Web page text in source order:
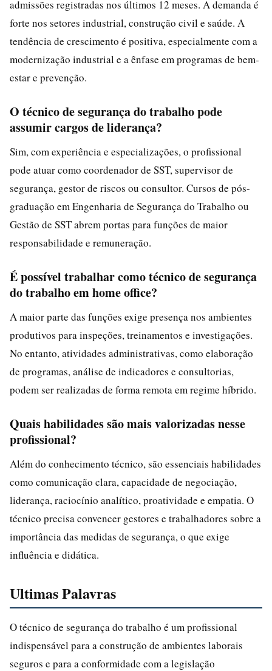
admissões registradas nos últimos 12 meses. A demanda é
forte nos setores industrial, construção civil e saúde. A
tendência de crescimento é positiva, especialmente com a
modernização industrial e a ênfase em programas de bem-
estar e prevenção.
O técnico de segurança do trabalho pode
assumir cargos de liderança?
Sim, com experiência e especializações, o profissional
pode atuar como coordenador de SST, supervisor de
segurança, gestor de riscos ou consultor. Cursos de pós-
graduação em Engenharia de Segurança do Trabalho ou
Gestão de SST abrem portas para funções de maior
responsabilidade e remuneração.
É possível trabalhar como técnico de segurança
do trabalho em home office?
A maior parte das funções exige presença nos ambientes
produtivos para inspeções, treinamentos e investigações.
No entanto, atividades administrativas, como elaboração
de programas, análise de indicadores e consultorias,
podem ser realizadas de forma remota em regime híbrido.
Quais habilidades são mais valorizadas nesse
profissional?
Além do conhecimento técnico, são essenciais habilidades
como comunicação clara, capacidade de negociação,
liderança, raciocínio analítico, proatividade e empatia. O
técnico precisa convencer gestores e trabalhadores sobre a
importância das medidas de segurança, o que exige
influência e didática.
Ultimas Palavras
O técnico de segurança do trabalho é um profissional
indispensável para a construção de ambientes laborais
seguros e para a conformidade com a legislação